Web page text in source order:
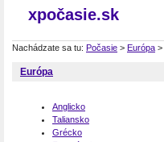
xpočasie.sk
Nachádzate sa tu: Počasie > Európa >
Európa
Anglicko
Taliansko
Grécko